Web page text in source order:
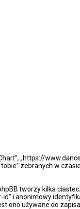
„https://
zebranych w
tworzy kilka
i anonimowy
ono używane do